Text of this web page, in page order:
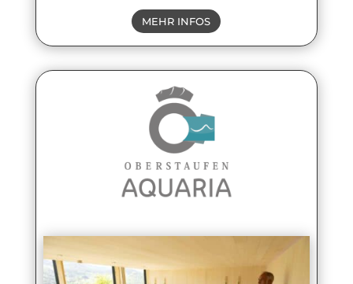
MEHR INFOS